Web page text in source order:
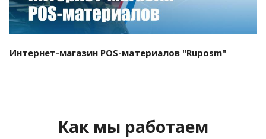
Интернет-магазин POS-материалов "Ruposm"
Как мы работаем